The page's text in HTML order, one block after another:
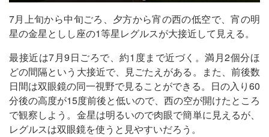
7月上旬から中旬ごろ、夕方から宵の西の低空で、宵の明
星の金星としし座の1等星レグルスが大接近して見える。
最接近は7月9日ごろで、約1度まで近づく。満月2個分ほ
どの間隔という大接近で、見ごたえがある。また、前後数
日間は双眼鏡の同一視野で見ることができる。日の入り60
分後の高度が15度前後と低いので、西の空が開けたところ
で観察しよう。金星は明るいので肉眼で簡単に見えるが、
レグルスは双眼鏡を使うと見やすいだろう。